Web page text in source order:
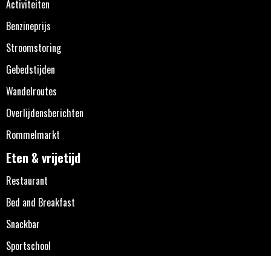
Activiteiten
Benzineprijs
Stroomstoring
Gebedstijden
Wandelroutes
Overlijdensberichten
Rommelmarkt
Eten & vrijetijd
Restaurant
Bed and Breakfast
Snackbar
Sportschool